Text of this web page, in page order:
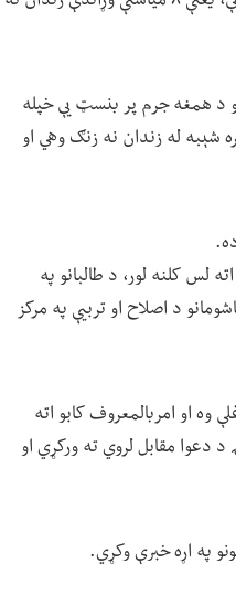
د همغه جرم پر بنسټ یې خپله
شېبه له زندان نه زنګ وهي او
لس کلنه لور، د طالبانو په
د اصلاح او تربیې په مرکز
او امربالمعروف کابو اته
دعوا مقابل لروي ته ورکړي او
په اړه خبرې وکړي.